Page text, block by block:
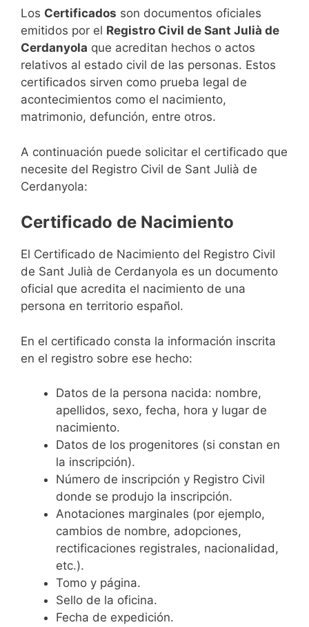
Los Certificados son documentos oficiales
emitidos por el Registro Civil de Sant Julià de
Cerdanyola que acreditan hechos o actos
relativos al estado civil de las personas. Estos
certificados sirven como prueba legal de
acontecimientos como el nacimiento,
matrimonio, defunción, entre otros.
A continuación puede solicitar el certificado que
necesite del Registro Civil de Sant Julià de
Cerdanyola:
Certificado de Nacimiento
El Certificado de Nacimiento del Registro Civil
de Sant Julià de Cerdanyola es un documento
oficial que acredita el nacimiento de una
persona en territorio español.
En el certificado consta la información inscrita
en el registro sobre ese hecho:
Datos de la persona nacida: nombre,
apellidos, sexo, fecha, hora y lugar de
nacimiento.
Datos de los progenitores (si constan en
la inscripción).
Número de inscripción y Registro Civil
donde se produjo la inscripción.
Anotaciones marginales (por ejemplo,
cambios de nombre, adopciones,
rectificaciones registrales, nacionalidad,
etc.).
Tomo y página.
Sello de la oficina.
Fecha de expedición.